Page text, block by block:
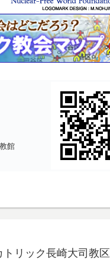
館
トリック長崎大司教区